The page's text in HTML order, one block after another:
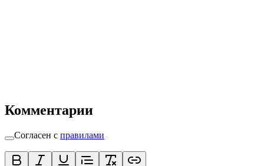
Комментарии
Согласен с правилами